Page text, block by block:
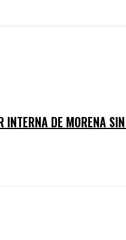
INTERNA DE MORENA